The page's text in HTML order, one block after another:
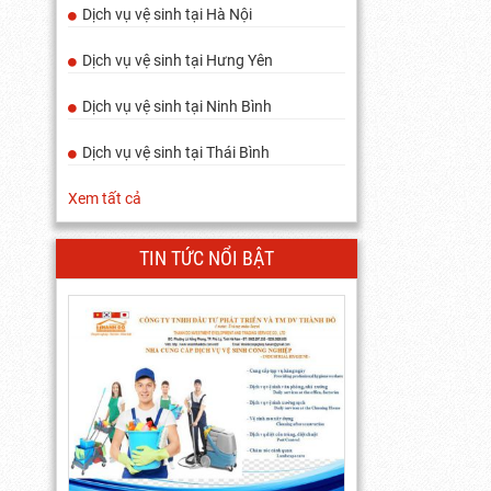
Dịch vụ vệ sinh tại Hà Nội
Dịch vụ vệ sinh tại Hưng Yên
Dịch vụ vệ sinh tại Ninh Bình
Dịch vụ vệ sinh tại Thái Bình
Xem tất cả
TIN TỨC NỔI BẬT